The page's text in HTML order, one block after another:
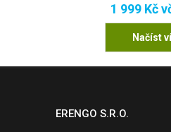
1 999 Kč
Načíst
ERENGO S.R.O.